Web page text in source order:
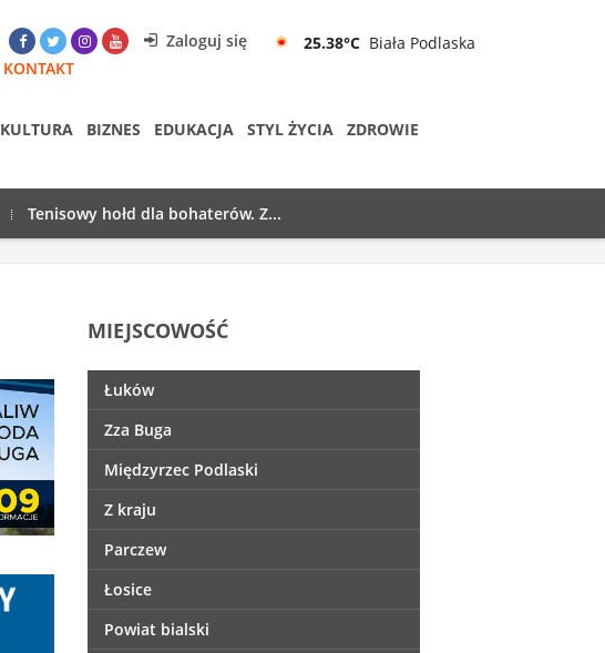
Zaloguj się 25.38°C Biała Podlaska
KONTAKT
KULTURA BIZNES EDUKACJA STYL ŻYCIA
ZDROWIE
Tenisowy hołd dla bohaterów. Z...
MIEJSCOWOŚĆ
Łuków
Zza Buga
Międzyrzec Podlaski
Z kraju
Parczew
Łosice
Powiat bialski